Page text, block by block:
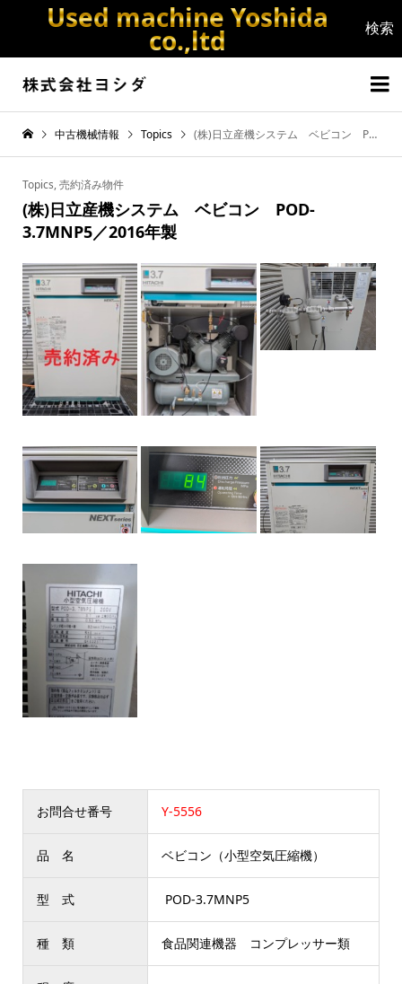
Used machine Yoshida
co.,ltd


中古機械情報 Topics (株)日立産機システム ベビコン POD-3.7MNP5／2016年製
Topics,売約済み物件
(株)日立産機システム ベビコン POD-
3.7MNP5／2016年製
お問合せ番号 Y-5556
品 名 ベビコン（小型空気圧縮機）
型 式 POD-3.7MNP5
種 類 食品関連機器 コンプレッサー類